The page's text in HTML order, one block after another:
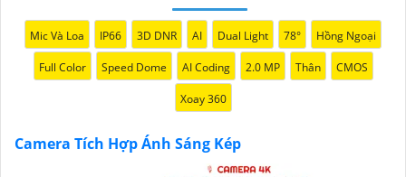
Mic Và Loa IP66 3D DNR AI Dual Light 78° Hồng Ngoại
Full Color Speed Dome AI Coding 2.0 MP Thân CMOS
Xoay 360
Camera Tích Hợp Ánh Sáng Kép